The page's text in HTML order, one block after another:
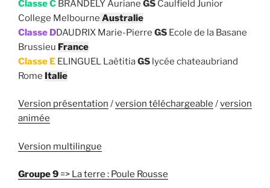
Classe C BRANDELY Auriane GS Caulfield Junior
College Melbourne Australie
Classe DDAUDRIX Marie-Pierre GS Ecole de la Basane
Brussieu France
Classe E ELINGUEL LaêtitiaGS lycée chateaubriand
Rome Italie
Version présentation /version téléchargeable /version
animée
Version multilingue
Groupe 9 => La terre : Poule Rousse